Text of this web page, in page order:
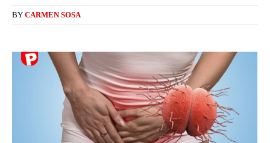
BY CARMEN SOSA